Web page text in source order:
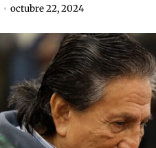
octubre 22, 2024